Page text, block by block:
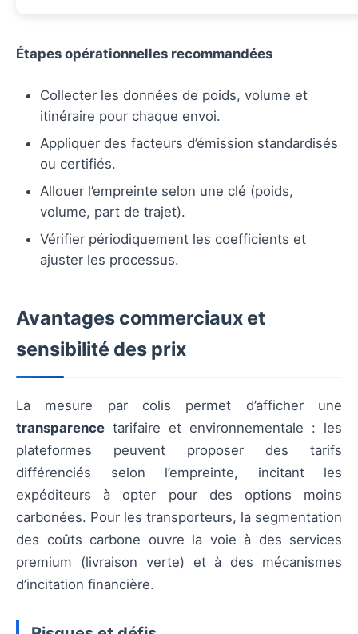
Étapes opérationnelles recommandées
Collecter les données de poids, volume et
itinéraire pour chaque envoi.
Appliquer des facteurs d’émission standardisés
ou certifiés.
Allouer l’empreinte selon une clé (poids,
volume, part de trajet).
Vérifier périodiquement les coefficients et
ajuster les processus.
Avantages commerciaux et
sensibilité des prix
La mesure par colis permet d’afficher une
transparence tarifaire et environnementale : les
plateformes peuvent proposer des tarifs
différenciés selon l’empreinte, incitant les
expéditeurs à opter pour des options moins
carbonées. Pour les transporteurs, la segmentation
des coûts carbone ouvre la voie à des services
premium (livraison verte) et à des mécanismes
d’incitation financière.